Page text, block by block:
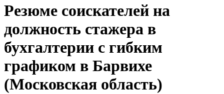
Резюме соискателей на
должность стажера в
бухгалтерии с гибким
графиком в Барвихе
(Московская область)